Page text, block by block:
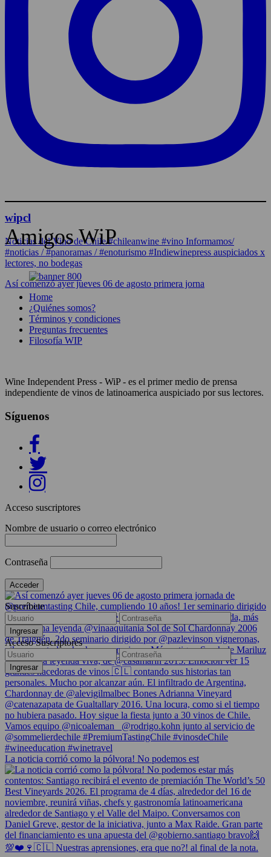
wipcl
Noticias del Vino de Chile/#chileanwine #vino Informamos/
#noticias / #panoramas / #enoturismo #Indiewinepress auspiciados x
lectores, no bodegas
Así comenzó ayer jueves 06 de agosto primera jorna
La noticia corrió como la pólvora! No podemos est
Amigos WiP
Home
¿Quiénes somos?
Términos y condiciones
Preguntas frecuentes
Filosofía WIP
Wine Independent Press - WiP - es el primer medio de prensa
independiente de vinos de latinoamerica auspiciado por sus lectores.
Síguenos
Acceso suscriptores
Nombre de usuario o correo electrónico
Contraseña
Suscríbete
Acceso Suscriptores